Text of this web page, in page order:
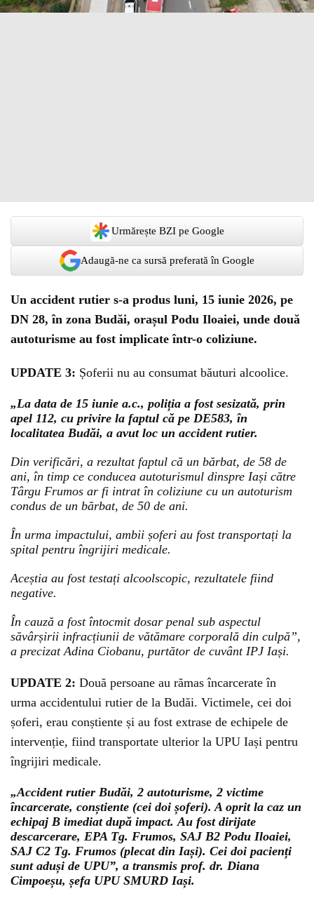
Urmărește BZI pe Google
Adaugă-ne ca sursă preferată în Google
Un accident rutier s-a produs luni, 15 iunie 2026, pe
DN 28, în zona Budăi, orașul Podu Iloaiei, unde două
autoturisme au fost implicate într-o coliziune.
UPDATE 3: Șoferii nu au consumat băuturi alcoolice.
„La data de 15 iunie a.c., poliția a fost sesizată, prin
apel 112, cu privire la faptul că pe DE583, în
localitatea Budăi, a avut loc un accident rutier.
Din verificări, a rezultat faptul că un bărbat, de 58 de
ani, în timp ce conducea autoturismul dinspre Iași către
Târgu Frumos ar fi intrat în coliziune cu un autoturism
condus de un bărbat, de 50 de ani.
În urma impactului, ambii șoferi au fost transportați la
spital pentru îngrijiri medicale.
Aceștia au fost testați alcoolscopic, rezultatele fiind
negative.
În cauză a fost întocmit dosar penal sub aspectul
săvârșirii infracțiunii de vătămare corporală din culpă”,
a precizat Adina Ciobanu, purtător de cuvânt IPJ Iași.
UPDATE 2: Două persoane au rămas încarcerate în
urma accidentului rutier de la Budăi. Victimele, cei doi
șoferi, erau conștiente și au fost extrase de echipele de
intervenție, fiind transportate ulterior la UPU Iași pentru
îngrijiri medicale.
„Accident rutier Budăi, 2 autoturisme, 2 victime
încarcerate, conștiente (cei doi șoferi). A oprit la caz un
echipaj B imediat după impact. Au fost dirijate
descarcerare, EPA Tg. Frumos, SAJ B2 Podu Iloaiei,
SAJ C2 Tg. Frumos (plecat din Iași). Cei doi pacienți
sunt aduși de UPU”, a transmis prof. dr. Diana
Cimpoeșu, șefa UPU SMURD Iași.